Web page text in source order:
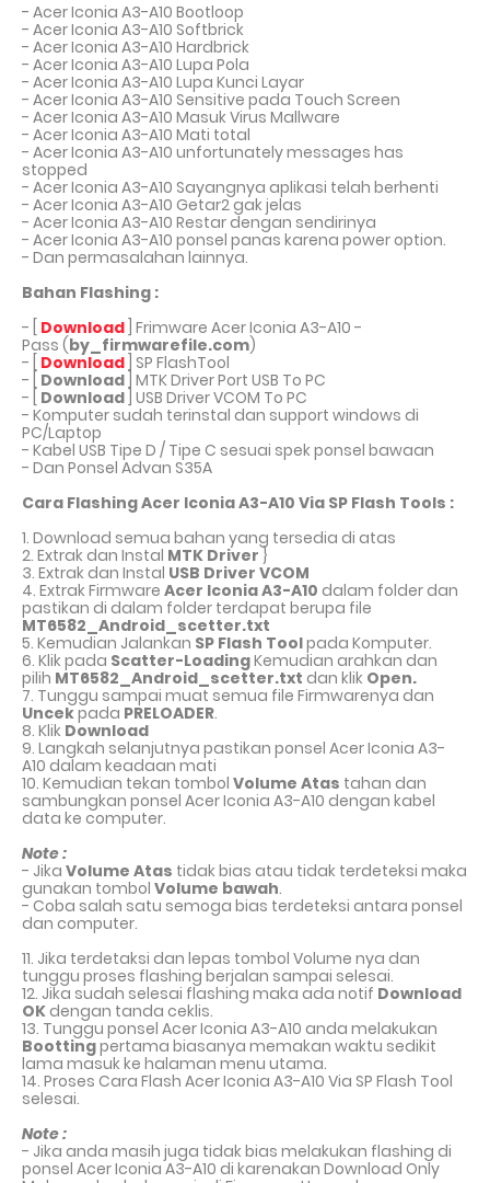
- Acer Iconia A3-A10 Bootloop
- Acer Iconia A3-A10 Softbrick
- Acer Iconia A3-A10 Hardbrick
- Acer Iconia A3-A10 Lupa Pola
- Acer Iconia A3-A10 Lupa Kunci Layar
- Acer Iconia A3-A10 Sensitive pada Touch Screen
- Acer Iconia A3-A10 Masuk Virus Mallware
- Acer Iconia A3-A10 Mati total
- Acer Iconia A3-A10 unfortunately messages has
stopped
- Acer Iconia A3-A10 Sayangnya aplikasi telah berhenti
- Acer Iconia A3-A10 Getar2 gak jelas
- Acer Iconia A3-A10 Restar dengan sendirinya
- Acer Iconia A3-A10 ponsel panas karena power option.
- Dan permasalahan lainnya.
Bahan Flashing :
- [ Download ] Frimware Acer Iconia A3-A10 -
Pass (by_firmwarefile.com)
- [ Download ] SP FlashTool
- [ Download ] MTK Driver Port USB To PC
- [ Download ] USB Driver VCOM To PC
- Komputer sudah terinstal dan support windows di
PC/Laptop
- Kabel USB Tipe D / Tipe C sesuai spek ponsel bawaan
- Dan Ponsel Advan S35A
Cara Flashing Acer Iconia A3-A10 Via SP Flash Tools :
1. Download semua bahan yang tersedia di atas
2. Extrak dan Instal MTK Driver }
3. Extrak dan Instal USB Driver VCOM
4. Extrak Firmware Acer Iconia A3-A10 dalam folder dan
pastikan di dalam folder terdapat berupa file
MT6582_Android_scetter.txt
5. Kemudian Jalankan SP Flash Toolpada Komputer.
6. Klik pada Scatter-LoadingKemudian arahkan dan
pilih MT6582_Android_scetter.txt dan klik Open.
7. Tunggu sampai muat semua file Firmwarenya dan
Uncekpada PRELOADER.
8. Klik Download
9. Langkah selanjutnya pastikan ponsel Acer Iconia A3-
A10 dalam keadaan mati
10. Kemudian tekan tombol Volume Atas tahan dan
sambungkan ponsel Acer Iconia A3-A10 dengan kabel
data ke computer.
Note :
- Jika Volume Atas tidak bias atau tidak terdeteksi maka
gunakan tombol Volume bawah.
- Coba salah satu semoga bias terdeteksi antara ponsel
dan computer.
11. Jika terdetaksi dan lepas tombol Volume nya dan
tunggu proses flashing berjalan sampai selesai.
12. Jika sudah selesai flashing maka ada notif Download
OKdengan tanda ceklis.
13. Tunggu ponsel Acer Iconia A3-A10 anda melakukan
Boottingpertama biasanya memakan waktu sedikit
lama masuk ke halaman menu utama.
14. Proses Cara Flash Acer Iconia A3-A10 Via SP Flash Tool
selesai.
Note :
- Jika anda masih juga tidak bias melakukan flashing di
ponsel Acer Iconia A3-A10 di karenakan Download Only